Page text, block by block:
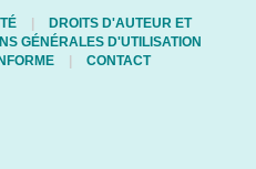
DROITS D'AUTEUR ET
GÉNÉRALES D'UTILISATION
CONTACT